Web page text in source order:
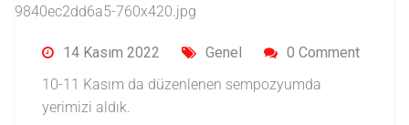
14 Kasım 2022 Genel
0 Comment
10-11 Kasım da düzenlenen sempozyumda
yerimizi aldık.